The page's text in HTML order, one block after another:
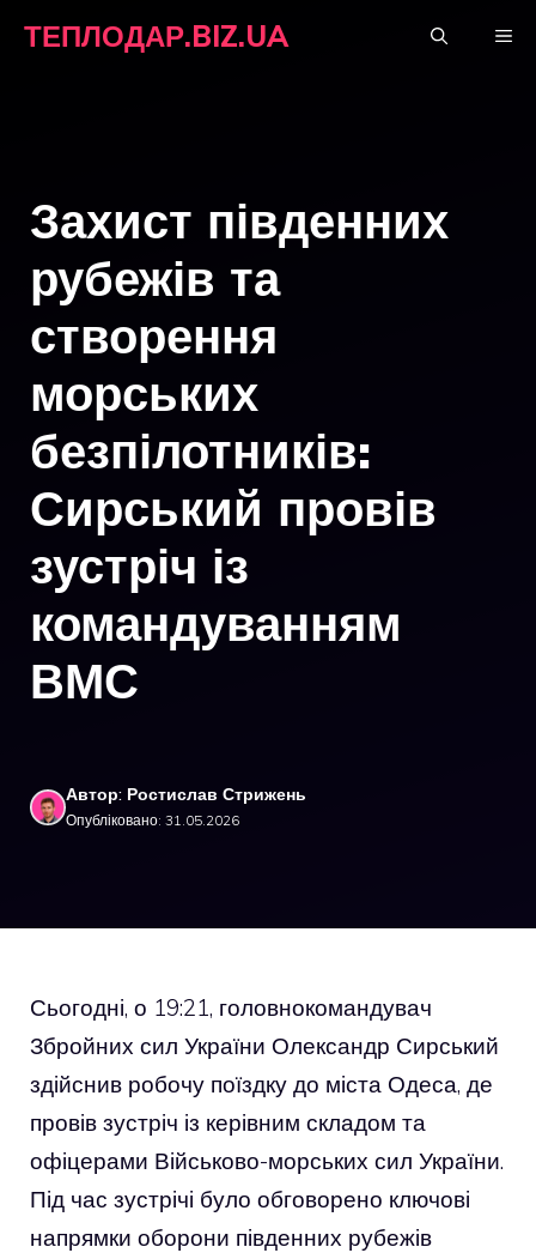
ТЕПЛОДАР.BIZ.UA
Захист південних
рубежів та
створення
морських
безпілотників:
Сирський провів
зустріч із
командуванням
ВМС
Автор: Ростислав Стрижень
Опубліковано: 31.05.2026
Сьогодні, о 19:21, головнокомандувач
Збройних сил України Олександр Сирський
здійснив робочу поїздку до міста Одеса, де
провів зустріч із керівним складом та
офіцерами Військово-морських сил України.
Під час зустрічі було обговорено ключові
напрямки оборони південних рубежів